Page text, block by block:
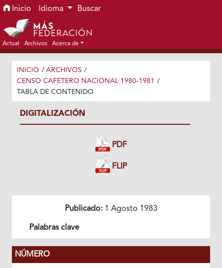
Ir al menú de navegación principal
Ir al contenido principal
Ir al pie de página del sitio
Inicio Idioma Buscar
Actual Archivos Acerca de
INICIO / ARCHIVOS /
CENSO CAFETERO NACIONAL 1980-1981
/
TABLA DE CONTENIDO
DIGITALIZACIÓN
PDF
FLIP
Publicado:1 Agosto 1983
Palabras clave
NÚMERO